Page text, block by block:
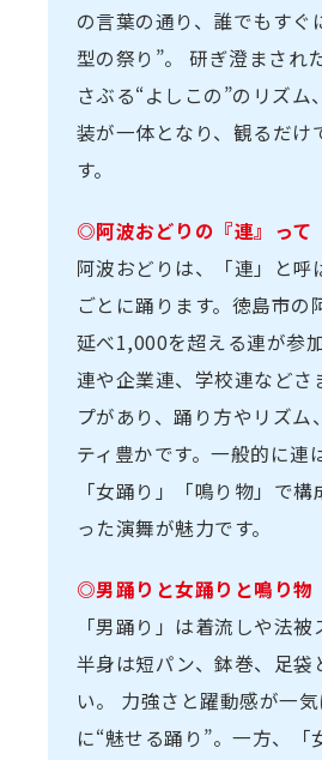
の言葉の通り、誰でもすぐ
型の祭り”。 研ぎ澄まされ
さぶる“よしこの”のリズム
装が一体となり、観るだけ
す。
◎阿波おどりの『連』って
阿波おどりは、「連」と呼
ごとに踊ります。徳島市の
延べ1,000を超える連が参
連や企業連、学校連などさ
プがあり、踊り方やリズム
ティ豊かです。一般的に連
「女踊り」「鳴り物」で
った演舞が魅力です。
◎男踊りと女踊りと鳴り物
「男踊り」は着流しや法
半身は短パン、鉢巻、足袋
い。 力強さと躍動感が一
に“魅せる踊り”。一方、「